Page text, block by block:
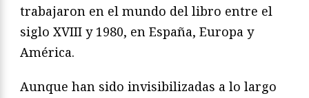
trabajaron en el mundo del libro entre el
siglo XVIII y 1980, en España, Europa y
América.
Aunque han sido invisibilizadas a lo largo